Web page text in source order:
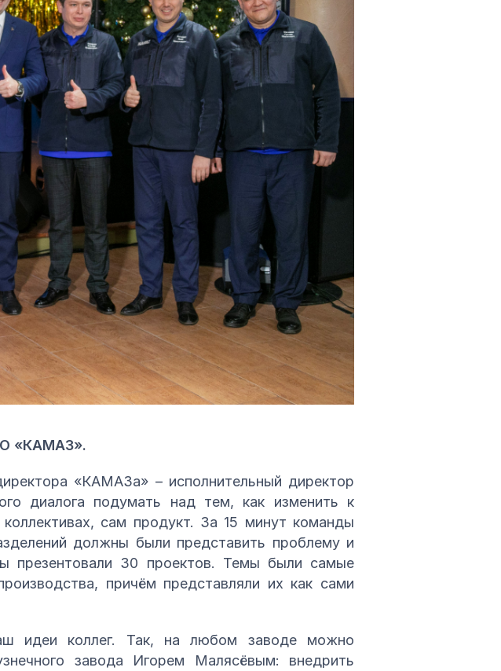
«КАМАЗ».
«КАМАЗа» – исполнительный директор
диалога подумать над тем, как изменить к
сам продукт. За 15 минут команды
должны были представить проблему и
презентовали 30 проектов. Темы были самые
причём представляли их как сами
идеи коллег. Так, на любом заводе можно
завода Игорем Малясёвым: внедрить